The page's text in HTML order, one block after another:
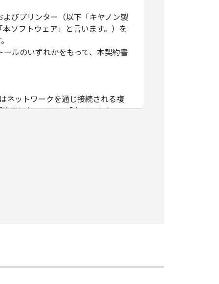
びプリンター（以下「キヤノン製
ソフトウェア」と言います。）を
ルのいずれかをもって、本契約書
ネットワークを通じ接続される複
書においては、「本ソフトウェ
フトウェア」を使用させることが
の履行に関し全責任を負うことを
トウェア」を１部、複製すること
権も、明示たると黙示たるとを問
ソフトウェア」を使用させるこ